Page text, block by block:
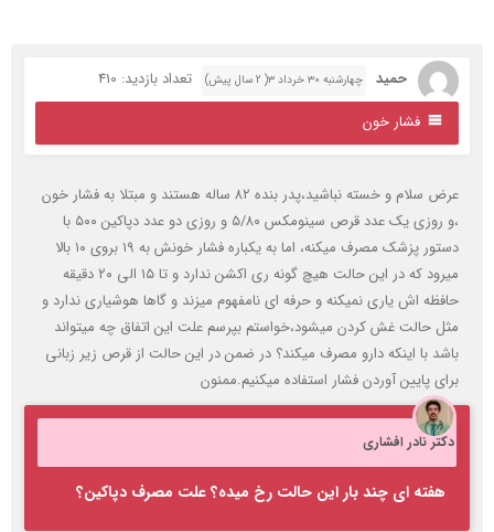
حمید چهارشنبه ۳۰ خرداد ۳( 2 سال پیش)
تعداد بازدید: 410
فشار خون
عرض سلام و خسته نباشید،پدر بنده ۸۲ ساله هستند و مبتلا به فشار خون
،و روزی یک عدد قرص سینومکس ۵/۸۰ و روزی دو عدد دپاکین ۵۰۰ با
دستور پزشک مصرف میکنه، اما به یکباره فشار خونش به ۱۹ بروی ۱۰ بالا
میرود که در این حالت هیچ گونه ری اکشن ندارد و تا ۱۵ الی ۲۰ دقیقه
اش یاری نمیکنه و حرفه ای نامفهوم میزند و گاها هوشیاری ندارد و
حالت غش کردن میشود،خواستم بپرسم علت این اتفاق چه میتواند
با اینکه دارو مصرف میکند؟ در ضمن در این حالت از قرص زیر زبانی
پایین آوردن فشار استفاده میکنیم.ممنون
دکتر نادر افشاری
هفته ای چند بار این حالت رخ میده؟ علت مصرف دپاکین؟